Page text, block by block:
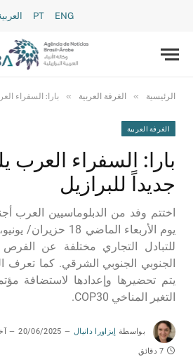
PT ENG
الرئيسية » الغرفة العربية » بارا: السفراء
الغرفة العربية
بارا: السفراء العرب
جديداً للبرازيل
اختتم وفد من الدبلوماسيين العرب
يوم الأربعاء الماضي
للتبادل التجاري مختلفة عن
الجنوبي الجنوبي الشرقي. كما تعرف
يتم تحضيرها وإعدادها لاستضافة
التغير المناخي COP30.
بواسطة إيزاورا دانيال 20/06/2025
7 دقائق